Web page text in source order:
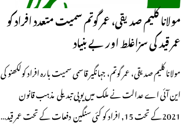
مولانا کلیم صدیقی، عمر گوتم سمیت متعدد افراد کو
عمر قید کی سزاغلط اور بے بنیاد
مولانا کلیم صدیقی، عمر گوتم، جہانگیر قاسمی سمیت بارہ افراد کولکھنو کی
این آئی اے عدالت نے ملک میں یوپی تبدیلی مذہب قانون
2021کے تحت 15, افراد کو کئی سنگین دفعات کے تحت عمر قید…